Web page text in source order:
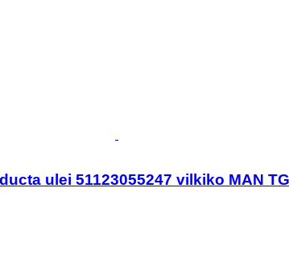
ulei 51123055247 vilkiko MAN